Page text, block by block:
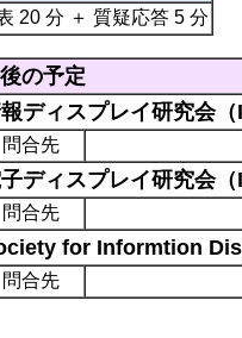
20 分 ＋ 質疑応答 5 分
の予定
ディスプレイ研究会（
問合先
ディスプレイ研究会（
問合先
for Informtion
問合先